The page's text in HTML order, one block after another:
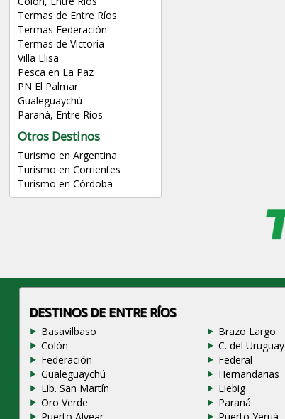
Termas de Entre Ríos
Termas Federación
Termas de Victoria
Villa Elisa
Pesca en La Paz
PN El Palmar
Gualeguaychú
Paraná, Entre Rios
Otros Destinos
Turismo en Argentina
Turismo en Corrientes
Turismo en Córdoba
DESTINOS DE ENTRE RÍOS
Basavilbaso Brazo Largo
Colón
C. del Uruguay
Federación
Federal
Gualeguaychú
Hernandarias
Lib. San Martín
Liebig
Oro Verde
Paraná